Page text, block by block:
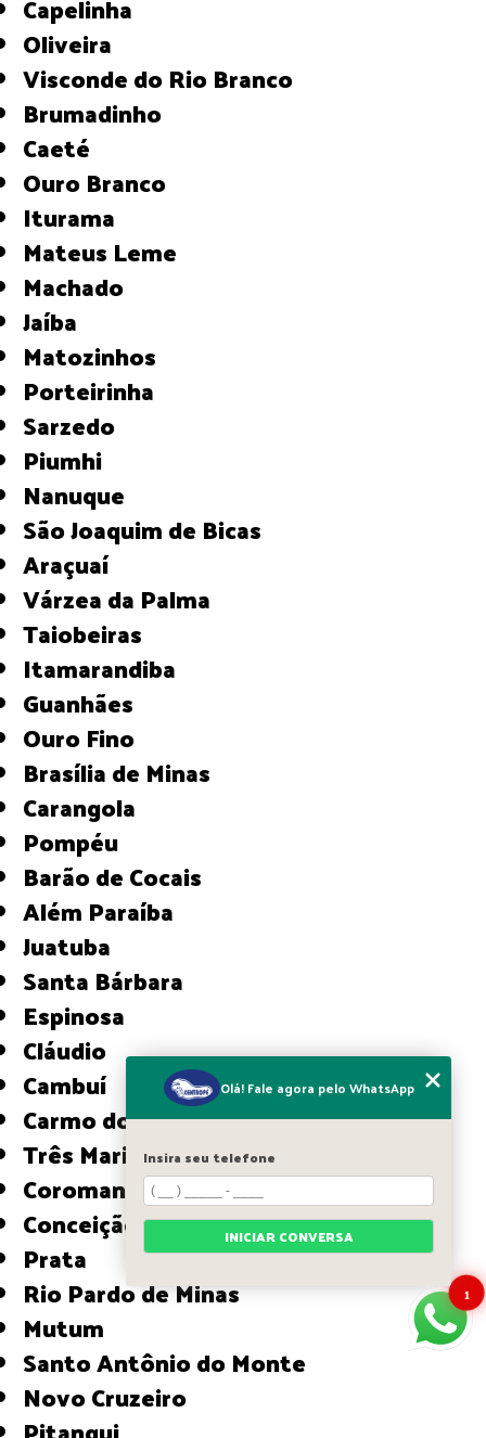
Capelinha
Oliveira
Visconde do Rio Branco
Brumadinho
Caeté
Ouro Branco
Iturama
Mateus Leme
Machado
Jaíba
Matozinhos
Porteirinha
Sarzedo
Piumhi
Nanuque
São Joaquim de Bicas
Araçuaí
Várzea da Palma
Taiobeiras
Itamarandiba
Guanhães
Ouro Fino
Brasília de Minas
Carangola
Pompéu
Barão de Cocais
Além Paraíba
Juatuba
Santa Bárbara
Espinosa
Cláudio
Cambuí
Carmo do Paranaíba
Três Marias
Coromandel
Conceição das Alagoas
Prata
Rio Pardo de Minas
Mutum
Santo Antônio do Monte
Novo Cruzeiro
1
Olá! Fale agora pelo WhatsApp
Insira seu telefone
INICIAR CONVERSA